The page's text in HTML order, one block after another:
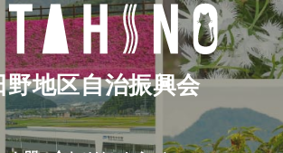
野地区自治振興会